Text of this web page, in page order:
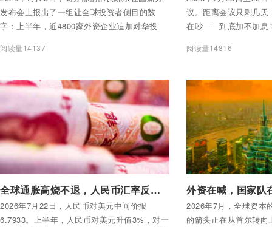
发布会上报出了一组让全球投资者侧目的数
字：上半年，近4800家外资企业追加对华投
外资4021.4亿元。
阅读量14137
议。距离会议只剩几
在吵——到底加不加息
阅读量14816
全球通胀高烧不退，人民币汇率反而稳住了？半年升值3%背后的三大逻辑
2026年7月22日，人民币对美元中间价报
6.7933。上半年，人民币对美元升值3%，对一
2026年7月，全球资本
的箭头正在从首尔转